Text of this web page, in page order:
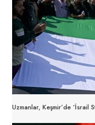
Uzmanlar, Keşmir’de ‘İsrail